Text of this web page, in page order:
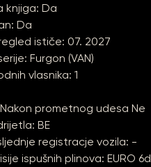
knjiga: Da
Da
ističe: 07. 2027
Furgon (VAN)
vlasnika: 1
prometnog udesa Ne
BE
registracje vozila: -
ispušnih plinova: EURO 6d